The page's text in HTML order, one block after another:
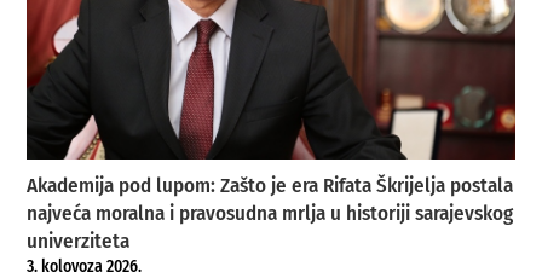
Akademija pod lupom: Zašto je era Rifata Škrijelja postala
najveća moralna i pravosudna mrlja u historiji sarajevskog
univerziteta
3. kolovoza 2026.